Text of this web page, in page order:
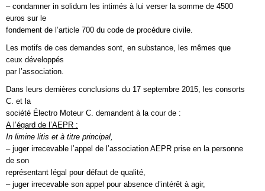
– condamner in solidum les intimés à lui verser la somme de 4500
euros sur le
fondement de l’article 700 du code de procédure civile.
Les motifs de ces demandes sont, en substance, les mêmes que
ceux développés
par l’association.
Dans leurs dernières conclusions du 17 septembre 2015, les consorts
C. et la
société Électro Moteur C. demandent à la cour de :
A l’égard de l’AEPR :
In limine litis et à titre principal,
– juger irrecevable l’appel de l’association AEPR prise en la personne
de son
représentant légal pour défaut de qualité,
– juger irrecevable son appel pour absence d’intérêt à agir,